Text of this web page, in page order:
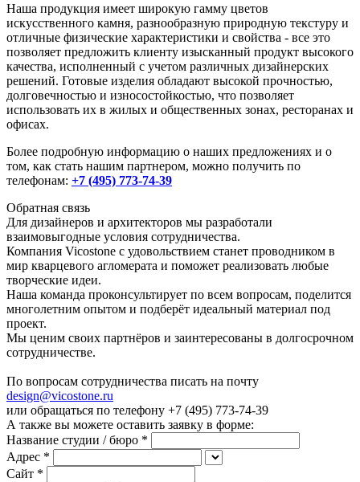
Наша продукция имеет широкую гамму цветов
искусственного камня, разнообразную природную текстуру и
отличные физические характеристики и свойства - все это
позволяет предложить клиенту изысканный продукт высокого
качества, исполненный с учетом различных дизайнерских
решений. Готовые изделия обладают высокой прочностью,
долговечностью и износостойкостью, что позволяет
использовать их в жилых и общественных зонах, ресторанах и
офисах.
Более подробную информацию о наших предложениях и о
том, как стать нашим партнером, можно получить по
телефонам: +7 (495) 773-74-39
Обратная связь
Для дизайнеров и архитекторов мы разработали
взаимовыгодные условия сотрудничества.
Компания Vicostone с удовольствием станет проводником в
мир кварцевого агломерата и поможет реализовать любые
творческие идеи.
Наша команда проконсультирует по всем вопросам, поделится
многолетним опытом и подберёт идеальный материал под
проект.
Мы ценим своих партнёров и заинтересованы в долгосрочном
сотрудничестве.
По вопросам сотрудничества писать на почту
design@vicostone.ru
или обращаться по телефону +7 (495) 773-74-39
А также вы можете оставить заявку в форме:
Название студии / бюро *
Адрес *
Сайт *